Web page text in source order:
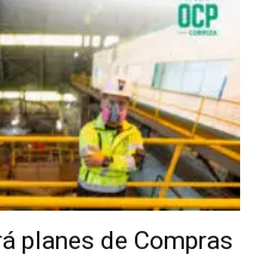
planes de Compras